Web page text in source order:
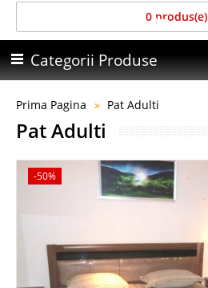
0 produs(e)
Categorii Produse
Prima Pagina Pat Adulti
Pat Adulti
-50%